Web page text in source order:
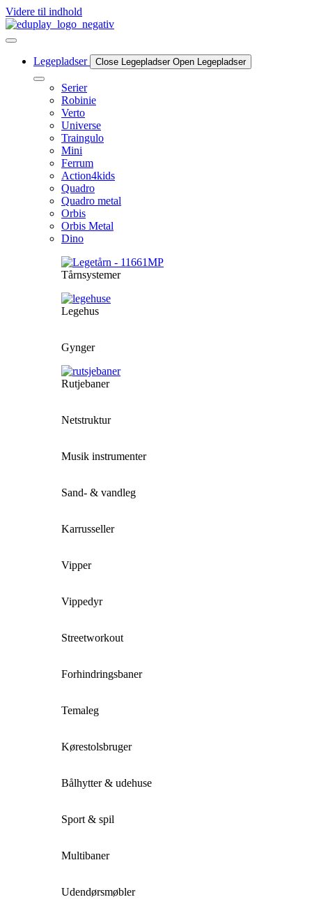
Videre til indhold
Legepladser Close Legepladser Open Legepladser
Serier
Robinie
Verto
Universe
Traingulo
Mini
Ferrum
Action4kids
Quadro
Quadro metal
Orbis
Orbis Metal
Dino
Tårnsystemer
Legehus
Gynger
Rutjebaner
Netstruktur
Musik instrumenter
Sand- & vandleg
Karrusseller
Vipper
Vippedyr
Streetworkout
Forhindringsbaner
Temaleg
Kørestolsbruger
Bålhytter & udehuse
Sport & spil
Multibaner
Udendørsmøbler